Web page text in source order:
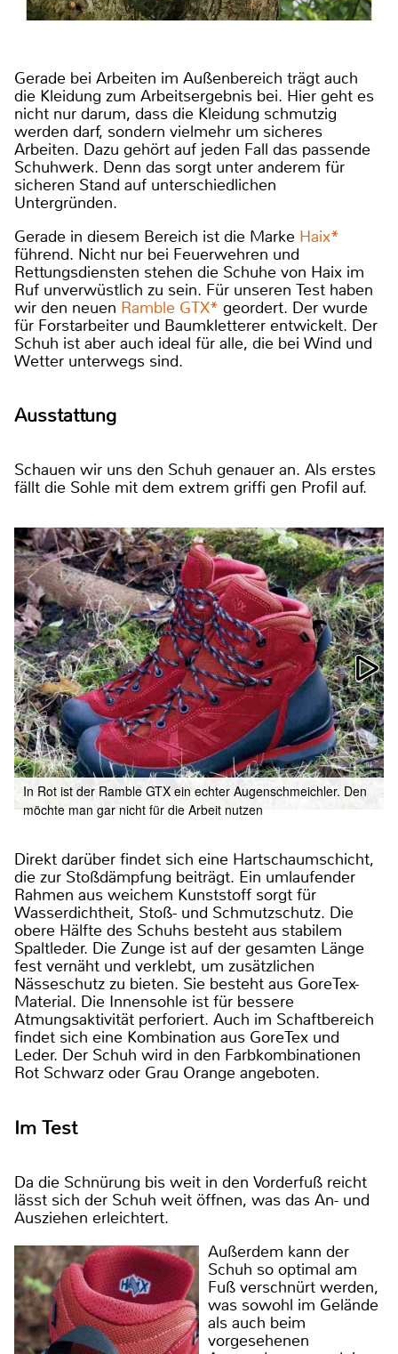
Gerade bei Arbeiten im Außenbereich trägt auch
die Kleidung zum Arbeitsergebnis bei. Hier geht es
nicht nur darum, dass die Kleidung schmutzig
werden darf, sondern vielmehr um sicheres
Arbeiten. Dazu gehört auf jeden Fall das passende
Schuhwerk. Denn das sorgt unter anderem für
sicheren Stand auf unterschiedlichen
Untergründen.
Gerade in diesem Bereich ist die Marke Haix*
führend. Nicht nur bei Feuerwehren und
Rettungsdiensten stehen die Schuhe von Haix im
Ruf unverwüstlich zu sein. Für unseren Test haben
wir den neuen Ramble GTX* geordert. Der wurde
für Forstarbeiter und Baumkletterer entwickelt. Der
Schuh ist aber auch ideal für alle, die bei Wind und
Wetter unterwegs sind.
Ausstattung
Schauen wir uns den Schuh genauer an. Als erstes
fällt die Sohle mit dem extrem griffi gen Profil auf.
In Rot ist der Ramble GTX ein echter Augenschmeichler. Den
möchte man gar nicht für die Arbeit nutzen
Direkt darüber findet sich eine Hartschaumschicht,
die zur Stoßdämpfung beiträgt. Ein umlaufender
Rahmen aus weichem Kunststoff sorgt für
Wasserdichtheit, Stoß- und Schmutzschutz. Die
obere Hälfte des Schuhs besteht aus stabilem
Spaltleder. Die Zunge ist auf der gesamten Länge
fest vernäht und verklebt, um zusätzlichen
Nässeschutz zu bieten. Sie besteht aus GoreTex-
Material. Die Innensohle ist für bessere
Atmungsaktivität perforiert. Auch im Schaftbereich
findet sich eine Kombination aus GoreTex und
Leder. Der Schuh wird in den Farbkombinationen
Rot Schwarz oder Grau Orange angeboten.
Im Test
Da die Schnürung bis weit in den Vorderfuß reicht
lässt sich der Schuh weit öffnen, was das An- und
Ausziehen erleichtert.
Außerdem kann der
Schuh so optimal am
Fuß verschnürt werden,
was sowohl im Gelände
als auch beim
vorgesehenen